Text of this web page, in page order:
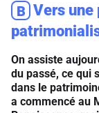
B Vers une
On assiste
du passé, ce qui
dans le
a commencé au